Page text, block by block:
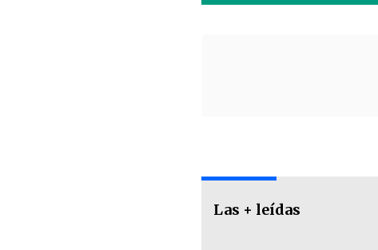
Las + leídas